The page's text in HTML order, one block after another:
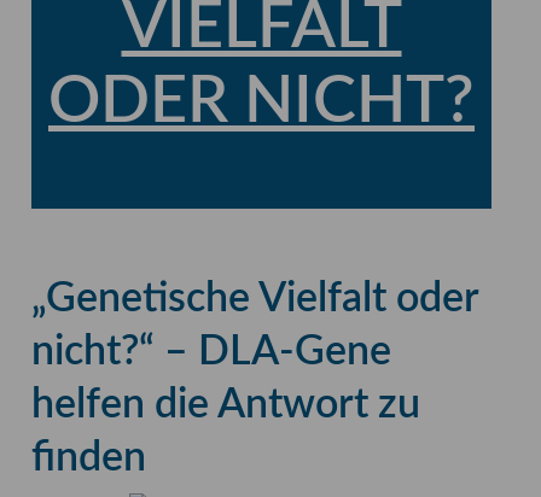
VIELFALT
ODER NICHT?
„Genetische Vielfalt oder
nicht?“ – DLA-Gene
helfen die Antwort zu
finden